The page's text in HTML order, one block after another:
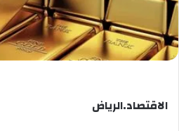
الاقتصاد.الرياض